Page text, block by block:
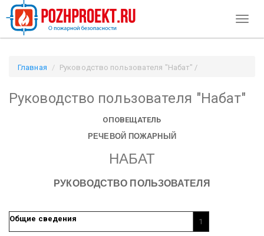
Главная
Руководство пользователя "Набат" /
Руководство пользователя "Набат"
ОПОВЕЩАТЕЛЬ
РЕЧЕВОЙ ПОЖАРНЫЙ
НАБАТ
РУКОВОДСТВО ПОЛЬЗОВАТЕЛЯ
Общие сведения 1